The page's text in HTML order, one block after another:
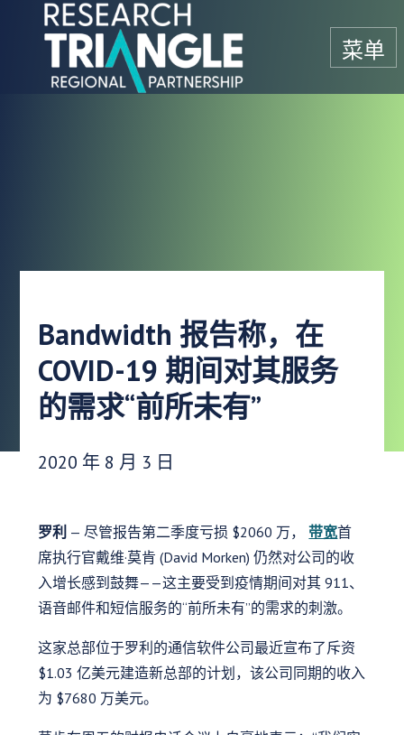
跳至内容
菜单
Bandwidth 报告称，在
COVID-19 期间对其服务
的需求“前所未有”
发布日期：
2020 年 8 月 3 日
罗利 — 尽管报告第二季度亏损 $2060 万，带宽首
席执行官戴维·莫肯 (David Morken) 仍然对公司的收
入增长感到鼓舞——这主要受到疫情期间对其 911、
语音邮件和短信服务的“前所未有”的需求的刺激。
这家总部位于罗利的通信软件公司最近宣布了斥资
$1.03 亿美元建造新总部的计划，该公司同期的收入
为 $7680 万美元。